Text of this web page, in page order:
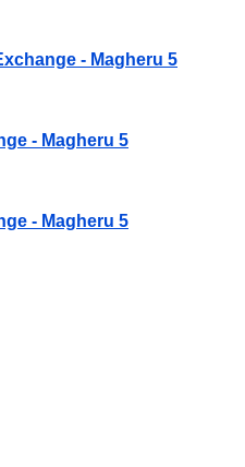
- Magheru 5
- Magheru 5
- Magheru 5